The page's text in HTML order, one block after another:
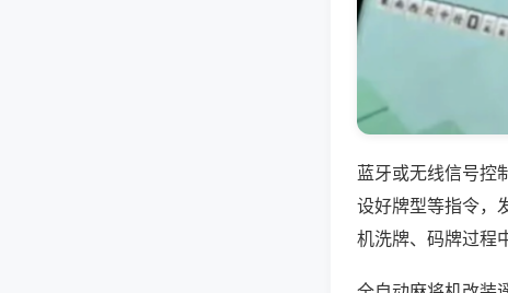
蓝牙或无线信号控
设好牌型等指令，
机洗牌、码牌过程